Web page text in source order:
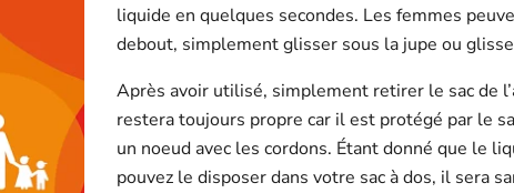
liquide en quelques secondes. Les femmes
debout, simplement glisser sous la jupe ou
Après avoir utilisé, simplement retirer le sac de
restera toujours propre car il est protégé par le
un noeud avec les cordons. Étant donné que le
pouvez le disposer dans votre sac à dos, il sera